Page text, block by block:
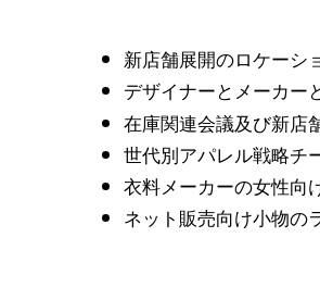
新店舗展開のロケーシ
デザイナーとメーカー
在庫関連会議及び新店
世代別アパレル戦略チ
衣料メーカーの女性向
ネット販売向け小物の